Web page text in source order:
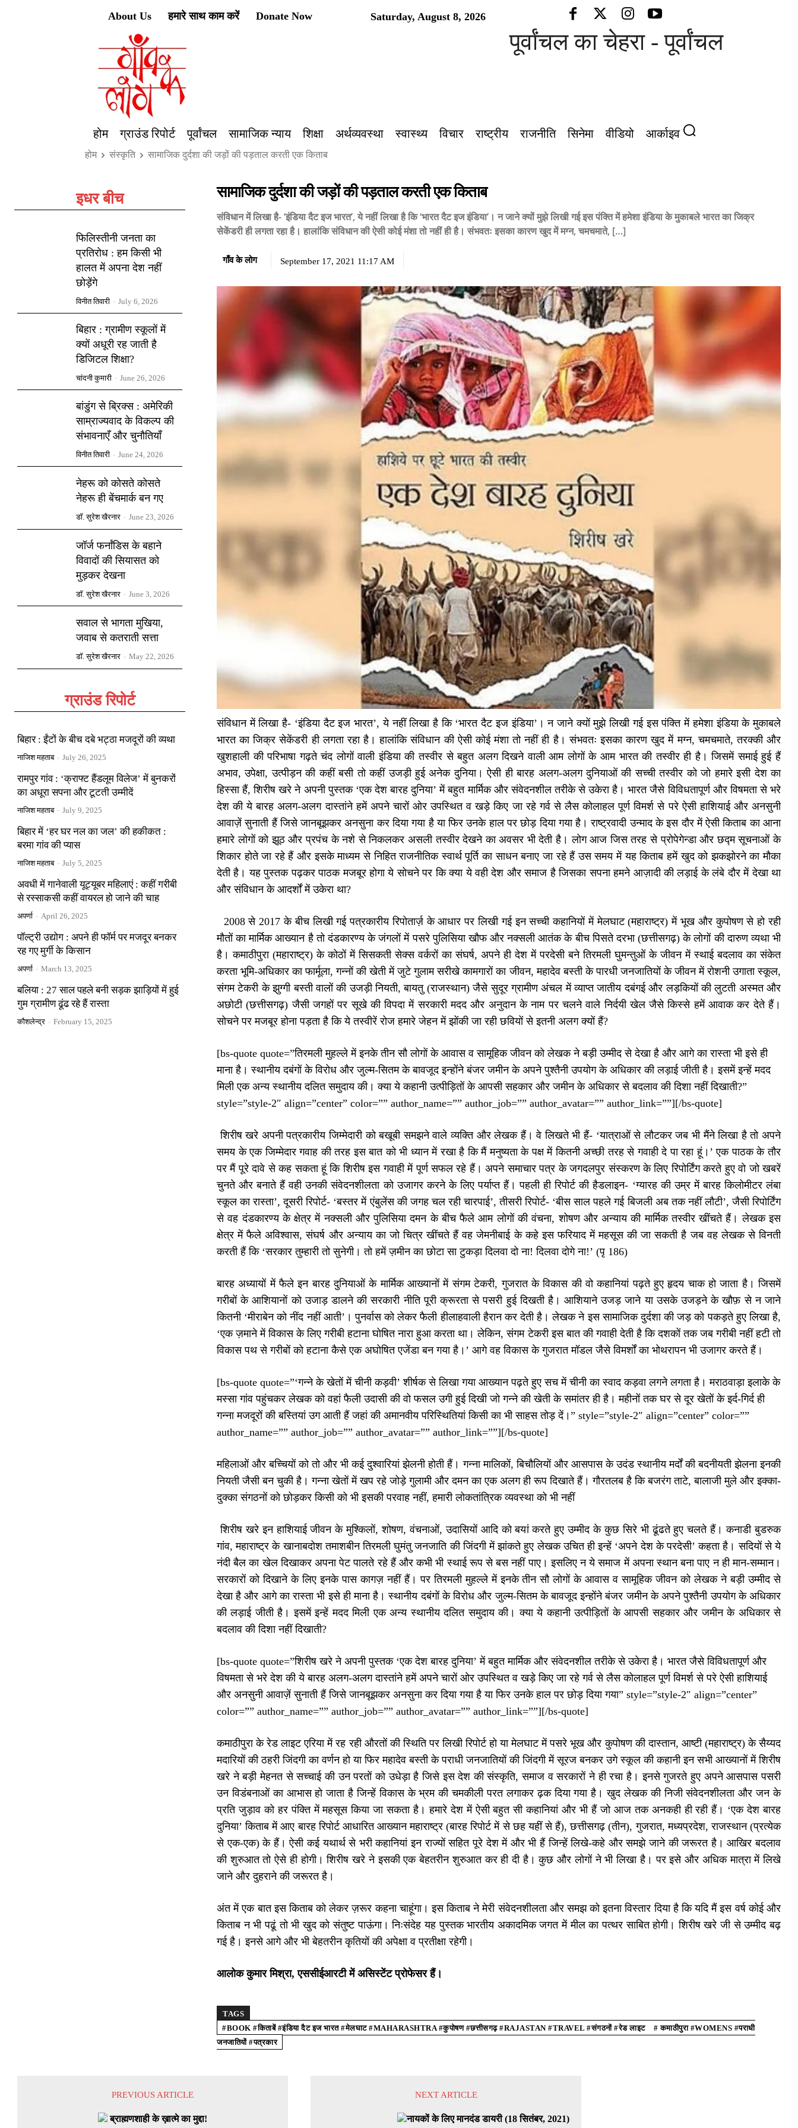
Saturday, August 8, 2026
About Us हमारे साथ काम करें Donate Now
पूर्वांचल का चेहरा - पूर्वांचल की आवाज़
होम ग्राउंड रिपोर्ट पूर्वांचल सामाजिक न्याय शिक्षा अर्थव्यवस्था स्वास्थ्य विचार राष्ट्रीय राजनीति सिनेमा वीडियो आर्काइव
होम संस्कृति सामाजिक दुर्दशा की जड़ों की पड़ताल करती एक किताब
इधर बीच
फिलिस्तीनी जनता का
प्रतिरोध : हम किसी भी
हालत में अपना देश नहीं
छोड़ेंगे
विनीत तिवारी - July 6, 2026
बिहार : ग्रामीण स्कूलों में
क्यों अधूरी रह जाती है
डिजिटल शिक्षा?
चांदनी कुमारी - June 26, 2026
बांडुंग से ब्रिक्स : अमेरिकी
साम्राज्यवाद के विकल्प की
संभावनाएँ और चुनौतियाँ
विनीत तिवारी - June 24, 2026
नेहरू को कोसते कोसते
नेहरू ही बेंचमार्क बन गए
डॉ. सुरेश खैरनार - June 23, 2026
जॉर्ज फर्नांडिस के बहाने
विवादों की सियासत को
मुड़कर देखना
डॉ. सुरेश खैरनार - June 3, 2026
सवाल से भागता मुखिया,
जवाब से कतराती सत्ता
डॉ. सुरेश खैरनार - May 22, 2026
ग्राउंड रिपोर्ट
बिहार : ईंटों के बीच दबे भट्ठा मजदूरों की व्यथा
नाजिश महताब - July 26, 2025
रामपुर गांव : ‘क्राफ्ट हैंडलूम विलेज’ में बुनकरों
का अधूरा सपना और टूटती उम्मीदें
नाजिश महताब - July 9, 2025
बिहार में ‘हर घर नल का जल’ की हकीकत :
बरमा गांव की प्यास
नाजिश महताब - July 5, 2025
अवधी में गानेवाली यूट्यूबर महिलाएं : कहीं गरीबी
से रस्साकसी कहीं वायरल हो जाने की चाह
अपर्णा - April 26, 2025
पॉल्ट्री उद्योग : अपने ही फॉर्म पर मजदूर बनकर
रह गए मुर्गी के किसान
अपर्णा - March 13, 2025
बलिया : 27 साल पहले बनी सड़क झाड़ियों में हुई
गुम ग्रामीण ढूंढ रहे हैं रास्ता
कौशलेन्द्र - February 15, 2025
सामाजिक दुर्दशा की जड़ों की पड़ताल करती एक किताब
संविधान में लिखा है- ‘इंडिया दैट इज भारत’, ये नहीं लिखा है कि ‘भारत दैट इज इंडिया’। न जाने क्यों मुझे लिखी गई इस पंक्ति में हमेशा इंडिया के मुकाबले भारत का जिक्र
सेकेंडरी ही लगता रहा है। हालांकि संविधान की ऐसी कोई मंशा तो नहीं ही है। संभवतः इसका कारण खुद में मग्न, चमचमाते, […]
गाँव के लोग September 17, 2021 11:17 AM
संविधान में लिखा है- ‘इंडिया दैट इज भारत’, ये नहीं लिखा है कि ‘भारत दैट इज इंडिया’। न जाने क्यों मुझे लिखी गई इस पंक्ति में हमेशा इंडिया के मुकाबले
भारत का जिक्र सेकेंडरी ही लगता रहा है। हालांकि संविधान की ऐसी कोई मंशा तो नहीं ही है। संभवतः इसका कारण खुद में मग्न, चमचमाते, तरक्की और
खुशहाली की परिभाषा गढ़ते चंद लोगों वाली इंडिया की तस्वीर से बहुत अलग दिखने वाली आम लोगों के आम भारत की तस्वीर ही है। जिसमें समाई हुई हैं
अभाव, उपेक्षा, उत्पीड़न की कहीं बसी तो कहीं उजड़ी हुई अनेक दुनिया। ऐसी ही बारह अलग-अलग दुनियाओं की सच्ची तस्वीर को जो हमारे इसी देश का
हिस्सा हैं, शिरीष खरे ने अपनी पुस्तक ‘एक देश बारह दुनिया’ में बहुत मार्मिक और संवेदनशील तरीके से उकेरा है। भारत जैसे विविधतापूर्ण और विषमता से भरे
देश की ये बारह अलग-अलग दास्तांने हमें अपने चारों ओर उपस्थित व खड़े किए जा रहे गर्व से लैस कोलाहल पूर्ण विमर्श से परे ऐसी हाशियाई और अनसुनी
आवाज़ें सुनाती हैं जिसे जानबूझकर अनसुना कर दिया गया है या फिर उनके हाल पर छोड़ दिया गया है। राष्ट्रवादी उन्माद के इस दौर में ऐसी किताब का आना
हमारे लोगों को झूठ और प्रपंच के नशे से निकलकर असली तस्वीर देखने का अवसर भी देती है। लोग आज जिस तरह से प्रोपेगेन्डा और छद्म सूचनाओं के
शिकार होते जा रहे हैं और इसके माध्यम से निहित राजनीतिक स्वार्थ पूर्ति का साधन बनाए जा रहे हैं उस समय में यह किताब हमें खुद को झकझोरने का मौका
देती है। यह पुस्तक पढ़कर पाठक मजबूर होगा ये सोचने पर कि क्या ये वही देश और समाज है जिसका सपना हमने आज़ादी की लड़ाई के लंबे दौर में देखा था
और संविधान के आदर्शों में उकेरा था?
2008 से 2017 के बीच लिखी गई पत्रकारीय रिपोतार्ज़ के आधार पर लिखी गई इन सच्ची कहानियों में मेलघाट (महाराष्ट्र) में भूख और कुपोषण से हो रही
मौतों का मार्मिक आख्यान है तो दंडकारण्य के जंगलों में पसरे पुलिसिया खौफ और नक्सली आतंक के बीच पिसते दरभा (छत्तीसगढ़) के लोगों की दारुण व्यथा भी
है। कमाठीपुरा (महाराष्ट्र) के कोठों में सिसकती सेक्स वर्करों का संघर्ष, अपने ही देश में परदेसी बने तिरमली घुमन्तुओं के जीवन में स्थाई बदलाव का संकेत
करता भूमि-अधिकार का फार्मूला, गन्नों की खेती में जुटे गुलाम सरीखे कामगारों का जीवन, महादेव बस्ती के पारधी जनजातियों के जीवन में रोशनी उगाता स्कूल,
संगम टेकरी के झुग्गी बस्ती वालों की उजड़ी नियती, बायतु (राजस्थान) जैसे सुदूर ग्रामीण अंचल में व्याप्त जातीय दबंगई और लड़कियों की लुटती अस्मत और
अछोटी (छत्तीसगढ़) जैसी जगहों पर सूखे की विपदा में सरकारी मदद और अनुदान के नाम पर चलने वाले निर्दयी खेल जैसे किस्से हमें आवाक कर देते हैं।
सोचने पर मजबूर होना पड़ता है कि ये तस्वीरें रोज हमारे जेहन में झोंकी जा रही छवियों से इतनी अलग क्यों हैं?
[bs-quote quote=”तिरमली मुहल्ले में इनके तीन सौ लोगों के आवास व सामूहिक जीवन को लेखक ने बड़ी उम्मीद से देखा है और आगे का रास्ता भी इसे ही
माना है। स्थानीय दबंगों के विरोध और जुल्म-सितम के बावजूद इन्होंने बंजर जमीन के अपने पुश्तैनी उपयोग के अधिकार की लड़ाई जीती है। इसमें इन्हें मदद
मिली एक अन्य स्थानीय दलित समुदाय की। क्या ये कहानी उत्पीड़ितों के आपसी सहकार और जमीन के अधिकार से बदलाव की दिशा नहीं दिखाती?”
style=”style-2″ align=”center” color=”” author_name=”” author_job=”” author_avatar=”” author_link=””][/bs-quote]
शिरीष खरे अपनी पत्रकारीय जिम्मेदारी को बखूबी समझने वाले व्यक्ति और लेखक हैं। वे लिखते भी हैं- ‘यात्राओं से लौटकर जब भी मैंने लिखा है तो अपने
समय के एक जिम्मेदार गवाह की तरह इस बात को भी ध्यान में रखा है कि मैं मनुष्यता के पक्ष में कितनी अच्छी तरह से गवाही दे पा रहा हूं।’ एक पाठक के तौर
पर मैं पूरे दावे से कह सकता हूं कि शिरीष इस गवाही में पूर्ण सफल रहे हैं। अपने समाचार पत्र के जगदलपुर संस्करण के लिए रिपोर्टिंग करते हुए वो जो खबरें
चुनते और बनाते हैं वही उनकी संवेदनशीलता को उजागर करने के लिए पर्याप्त हैं। पहली ही रिपोर्ट की हैडलाइन- ‘ग्यारह की उम्र में बारह किलोमीटर लंबा
स्कूल का रास्ता’, दूसरी रिपोर्ट- ‘बस्तर में एंबुलेंस की जगह चल रही चारपाई’, तीसरी रिपोर्ट- ‘बीस साल पहले गई बिजली अब तक नहीं लौटी’, जैसी रिपोर्टिंग
से वह दंडकारण्य के क्षेत्र में नक्सली और पुलिसिया दमन के बीच फैले आम लोगों की वंचना, शोषण और अन्याय की मार्मिक तस्वीर खींचते हैं। लेखक इस
क्षेत्र में फैले अविश्वास, संघर्ष और अन्याय का जो चित्र खींचते हैं वह जेमनीबाई के कहे इस फरियाद में महसूस की जा सकती है जब वह लेखक से विनती
करती हैं कि ‘सरकार तुम्हारी तो सुनेगी। तो हमें ज़मीन का छोटा सा टुकड़ा दिलवा दो ना! दिलवा दोगे ना!’ (पृ 186)
बारह अध्यायों में फैले इन बारह दुनियाओं के मार्मिक आख्यानों में संगम टेकरी, गुजरात के विकास की वो कहानियां पढ़ते हुए हृदय चाक हो जाता है। जिसमें
गरीबों के आशियानों को उजाड़ डालने की सरकारी नीति पूरी क्रूरता से पसरी हुई दिखती है। आशियाने उजड़ जाने या उसके उजड़ने के खौफ़ से न जाने
कितनी ‘मीराबेन को नींद नहीं आती’। पुनर्वास को लेकर फैली हीलाहवाली हैरान कर देती है। लेखक ने इस सामाजिक दुर्दशा की जड़ को पकड़ते हुए लिखा है,
‘एक ज़माने में विकास के लिए गरीबी हटाना घोषित नारा हुआ करता था। लेकिन, संगम टेकरी इस बात की गवाही देती है कि दशकों तक जब गरीबी नहीं हटी तो
विकास पथ से गरीबों को हटाना कैसे एक अघोषित एजेंडा बन गया है।’ आगे वह विकास के गुजरात मॉडल जैसे विमर्शों का भोथरापन भी उजागर करते हैं।
[bs-quote quote=”‘गन्ने के खेतों में चीनी कड़वी’ शीर्षक से लिखा गया आख्यान पढ़ते हुए सच में चीनी का स्वाद कड़वा लगने लगता है। मराठवाड़ा इलाके के
मस्सा गांव पहुंचकर लेखक को वहां फैली उदासी की वो फसल उगी हुई दिखी जो गन्ने की खेती के समांतर ही है। महीनों तक घर से दूर खेतों के इर्द-गिर्द ही
गन्ना मजदूरों की बस्तियां उग आती हैं जहां की अमानवीय परिस्थितियां किसी का भी साहस तोड़ दें।” style=”style-2″ align=”center” color=””
author_name=”” author_job=”” author_avatar=”” author_link=””][/bs-quote]
महिलाओं और बच्चियों को तो और भी कई दुश्वारियां झेलनी होती हैं। गन्ना मालिकों, बिचौलियों और आसपास के उदंड स्थानीय मर्दों की बदनीयती झेलना इनकी
नियती जैसी बन चुकी है। गन्ना खेतों में खप रहे जोड़े गुलामी और दमन का एक अलग ही रूप दिखाते हैं। गौरतलब है कि बजरंग ताटे, बालाजी मुले और इक्का-
दुक्का संगठनों को छोड़कर किसी को भी इसकी परवाह नहीं, हमारी लोकतांत्रिक व्यवस्था को भी नहीं
शिरीष खरे इन हाशियाई जीवन के मुश्किलों, शोषण, वंचनाओं, उदासियों आदि को बयां करते हुए उम्मीद के कुछ सिरे भी ढूंढते हुए चलते हैं। कनाडी बुडरुक
गांव, महाराष्ट्र के खानाबदोश तमाशबीन तिरमली घुमंतु जनजाति की जिंदगी में झांकते हुए लेखक उचित ही इन्हें ‘अपने देश के परदेसी’ कहता है। सदियों से ये
नंदी बैल का खेल दिखाकर अपना पेट पालते रहे हैं और कभी भी स्थाई रूप से बस नहीं पाए। इसलिए न ये समाज में अपना स्थान बना पाए न ही मान-सम्मान।
सरकारों को दिखाने के लिए इनके पास कागज़ नहीं हैं। पर तिरमली मुहल्ले में इनके तीन सौ लोगों के आवास व सामूहिक जीवन को लेखक ने बड़ी उम्मीद से
देखा है और आगे का रास्ता भी इसे ही माना है। स्थानीय दबंगों के विरोध और जुल्म-सितम के बावजूद इन्होंने बंजर जमीन के अपने पुश्तैनी उपयोग के अधिकार
की लड़ाई जीती है। इसमें इन्हें मदद मिली एक अन्य स्थानीय दलित समुदाय की। क्या ये कहानी उत्पीड़ितों के आपसी सहकार और जमीन के अधिकार से
बदलाव की दिशा नहीं दिखाती?
[bs-quote quote=”शिरीष खरे ने अपनी पुस्तक ‘एक देश बारह दुनिया’ में बहुत मार्मिक और संवेदनशील तरीके से उकेरा है। भारत जैसे विविधतापूर्ण और
विषमता से भरे देश की ये बारह अलग-अलग दास्तांने हमें अपने चारों ओर उपस्थित व खड़े किए जा रहे गर्व से लैस कोलाहल पूर्ण विमर्श से परे ऐसी हाशियाई
और अनसुनी आवाज़ें सुनाती हैं जिसे जानबूझकर अनसुना कर दिया गया है या फिर उनके हाल पर छोड़ दिया गया” style=”style-2″ align=”center”
color=”” author_name=”” author_job=”” author_avatar=”” author_link=””][/bs-quote]
कमाठीपुरा के रेड लाइट एरिया में रह रही औरतों की स्थिति पर लिखी रिपोर्ट हो या मेलघाट में पसरे भूख और कुपोषण की दास्तान, आष्टी (महाराष्ट्र) के सैय्यद
मदारियों की ठहरी जिंदगी का वर्णन हो या फिर महादेव बस्ती के पराधी जनजातियों की जिंदगी में सूरज बनकर उगे स्कूल की कहानी इन सभी आख्यानों में शिरीष
खरे ने बड़ी मेहनत से सच्चाई की उन परतों को उधेड़ा है जिसे इस देश की संस्कृति, समाज व सरकारों ने ही रचा है। इनसे गुजरते हुए अपने आसपास पसरी
उन विडंबनाओं का आभास हो जाता है जिन्हें विकास के भ्रम की चमकीली परत लगाकर ढ़क दिया गया है। खुद लेखक की निजी संवेदनशीलता और जन के
प्रति जुड़ाव को हर पंक्ति में महसूस किया जा सकता है। हमारे देश में ऐसी बहुत सी कहानियां और भी हैं जो आज तक अनकही ही रही हैं। ‘एक देश बारह
दुनिया’ किताब में आए बारह रिपोर्ट आधारित आख्यान महाराष्ट्र (बारह रिपोर्ट में से छह यहीं से हैं), छत्तीसगढ़ (तीन), गुजरात, मध्यप्रदेश, राजस्थान (प्रत्येक
से एक-एक) के हैं। ऐसी कई यथार्थ से भरी कहानियां इन राज्यों सहित पूरे देश में और भी हैं जिन्हें लिखे-कहे और समझे जाने की जरूरत है। आखिर बदलाव
की शुरुआत तो ऐसे ही होगी। शिरीष खरे ने इसकी एक बेहतरीन शुरुआत कर ही दी है। कुछ और लोगों ने भी लिखा है। पर इसे और अधिक मात्रा में लिखे
जाने और दुहराने की जरूरत है।
अंत में एक बात इस किताब को लेकर ज़रूर कहना चाहूंगा। इस किताब ने मेरी संवेदनशीलता और समझ को इतना विस्तार दिया है कि यदि मैं इस वर्ष कोई और
किताब न भी पढूं तो भी खुद को संतुष्ट पाऊंगा। निःसंदेह यह पुस्तक भारतीय अकादमिक जगत में मील का पत्थर साबित होगी। शिरीष खरे जी से उम्मीद बढ़
गई है। इनसे आगे और भी बेहतरीन कृतियों की अपेक्षा व प्रतीक्षा रहेगी।
आलोक कुमार मिश्रा, एससीईआरटी में असिस्टेंट प्रोफेसर हैं।
TAGS
#BOOK #किताबें #इंडिया दैट इज भारत #मेलघाट #MAHARASHTRA #कुपोषण #छत्तीसगढ़ #RAJASTAN #TRAVEL #संगठनों #रेड लाइट # कमाठीपुरा #WOMENS #पराधी
जनजातियों #पत्रकार
PREVIOUS ARTICLE NEXT ARTICLE